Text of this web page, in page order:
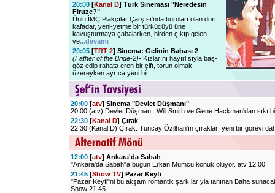
20:00 [Kanal D] Türk Sineması "Neredesin
Firuze?"
Ünlü İMÇ Plakçılar Çarşısı'nda büroları olan dört
kafadar, yeni-yetme bir türkücüyü üne
kavuşturmaya çabalarken, birden çıkıp gelen
ve...devamı
20:05 [TRT 2] Sinema: Gelinin Babası 2
(Father of the Bride-2)- Kızlarını hayırlısıyla baş-
göz edip rahata eren bir çift, torun olmak
üzereyken ayrıca yeni bir...
20:00 [atv] Sinema "Devlet Düşmanı"
20.00 (atv) Devlet Düşmanı: Will Smith ve Gene Hackman'dan sıkı
22:30 [Kanal D] Çırak
22.30 (Kanal D) Çırak: Tuncay Özilhan'ın çırakları yeni bir görevi
12:00 [atv] Ankara'da Sabah
"Ankara'da Sabah"a bugün Erkan Mumcu konuk oluyor. atv 12.00
21:45 [Show TV] Pazar Keyfi
"Pazar Keyfi"ni bu akşam romantik şarkılarıyla tanınan Baha
Show 21.45